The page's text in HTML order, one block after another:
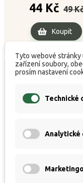
44 Kč cena
49
Koupit
Tyto webové stránky
zařízení soubory,
prosím nastavení
Technické
Analytické